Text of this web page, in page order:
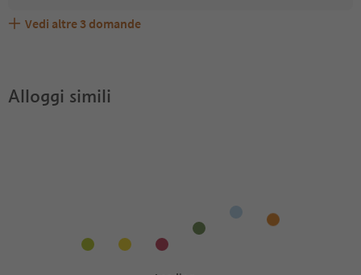
Garni Köstholzerhof accetta animali domestici?
Quali servizi/attività sono disponibili presso Garni
Gli ospiti di Garni Köstholzerhof ricevono l'Alto Adige
Vedi altre 3 domande
Alloggi simili